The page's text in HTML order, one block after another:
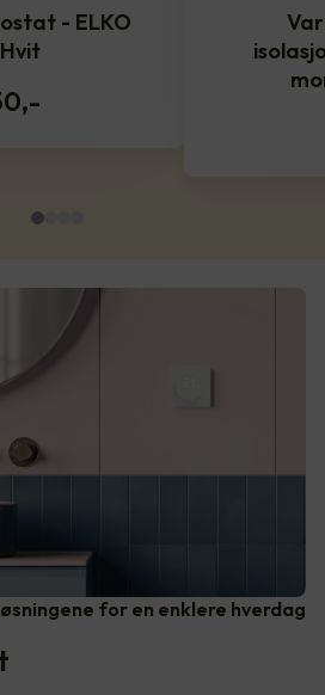
- ELKO
,-
for en enklere hverdag